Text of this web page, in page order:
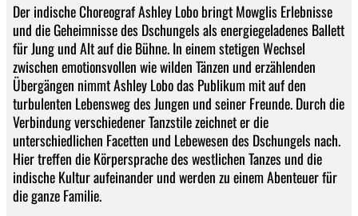
Der indische Choreograf Ashley Lobo bringt Mowglis Erlebnisse
und die Geheimnisse des Dschungels als energiegeladenes Ballett
für Jung und Alt auf die Bühne. In einem stetigen Wechsel
zwischen emotionsvollen wie wilden Tänzen und erzählenden
Übergängen nimmt Ashley Lobo das Publikum mit auf den
turbulenten Lebensweg des Jungen und seiner Freunde. Durch die
Verbindung verschiedener Tanzstile zeichnet er die
unterschiedlichen Facetten und Lebewesen des Dschungels nach.
Hier treffen die Körpersprache des westlichen Tanzes und die
indische Kultur aufeinander und werden zu einem Abenteuer für
die ganze Familie.